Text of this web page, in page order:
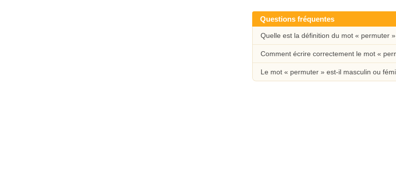
Questions fréquentes
Quelle est la définition du mot « permuter
Comment écrire correctement le mot «
Le mot « permuter » est-il masculin ou